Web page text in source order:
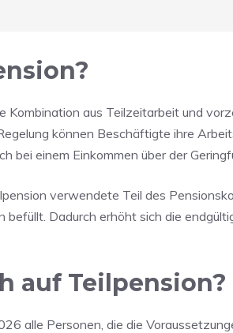
Kombination aus Teilzeitarbeit und
können Beschäftigte ihre
bei einem Einkommen über der
verwendete Teil des
befüllt. Dadurch erhöht sich die
auf Teilpension?
alle Personen, die die